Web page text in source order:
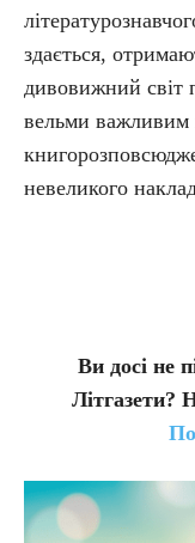
здається,
дивовижний світ
вельми важливим
невеликого
Ви досі не
Літгазети?